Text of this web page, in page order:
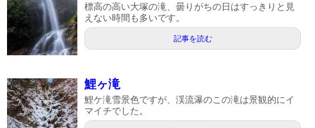
標高の高い大塚の滝、曇りがちの日はすっきりと見
えない時間も多いです。
記事を読む
鯉ヶ滝
鯉ケ滝雪景色ですが、渓流瀑のこの滝は景観的にイ
マイチでした。